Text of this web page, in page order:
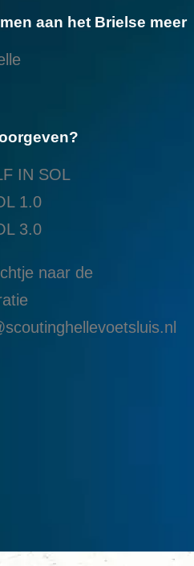
aan het Brielse meer
IN SOL
1.0
3.0
naar de